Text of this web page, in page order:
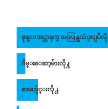
ဖုန္း/အင္တာနက္ အလြန္အသံုးျပဳလို
ဂိမ္းေဆာ့မ်ားလို႔
စာဖတ္ပ်င္းလို႕